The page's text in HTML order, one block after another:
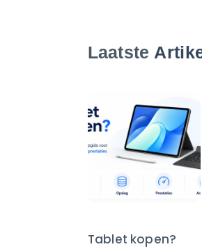
Laatste
Tablet kopen?